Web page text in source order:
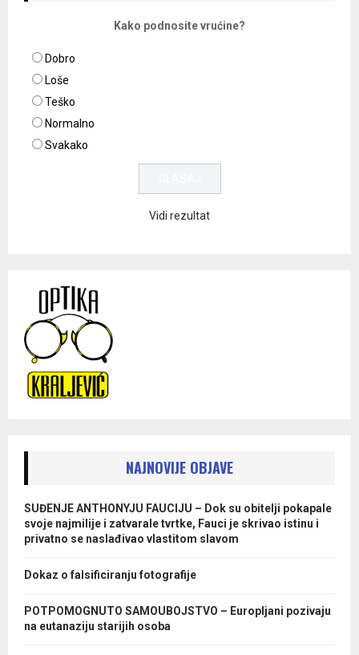
Kako podnosite vrućine?
Dobro
Loše
Teško
Normalno
Svakako
Vidi rezultat
NAJNOVIJE OBJAVE
SUĐENJE ANTHONYJU FAUCIJU – Dok su obitelji pokapale
svoje najmilije i zatvarale tvrtke, Fauci je skrivao istinu i
privatno se naslađivao vlastitom slavom
Dokaz o falsificiranju fotografije
POTPOMOGNUTO SAMOUBOJSTVO – Europljani pozivaju
na eutanaziju starijih osoba